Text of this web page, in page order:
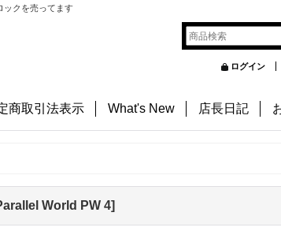
クを売ってます
ログイン
商取引法表示 What's New 店長日記
World PW 4]